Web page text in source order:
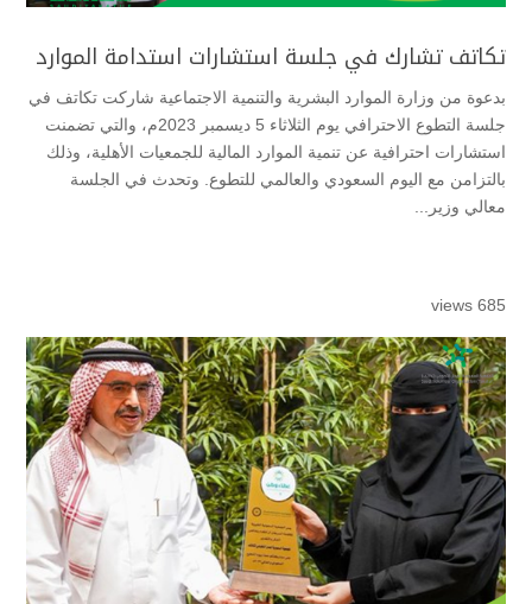
تكاتف تشارك في جلسة استشارات استدامة الموارد
بدعوة من وزارة الموارد البشرية والتنمية الاجتماعية شاركت تكاتف في
جلسة التطوع الاحترافي يوم الثلاثاء 5 ديسمبر 2023م، والتي تضمنت
استشارات احترافية عن تنمية الموارد المالية للجمعيات الأهلية، وذلك
بالتزامن مع اليوم السعودي والعالمي للتطوع. وتحدث في الجلسة
معالي وزير...
685 views